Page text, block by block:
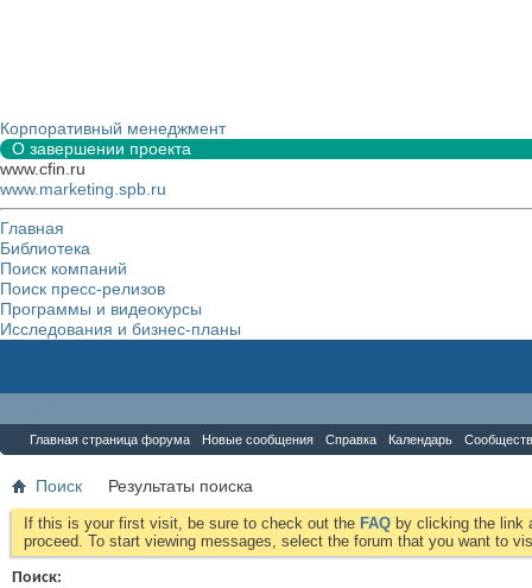
Корпоративный менеджмент
О завершении проекта
www.cfin.ru
www.marketing.spb.ru
Главная
Библиотека
Поиск компаний
Поиск пресс-релизов
Программы и видеокурсы
Исследования и бизнес-планы
Главная страница форума Новые сообщения Справка Календарь
Поиск Результаты поиска
If this is your first visit, be sure to check out the FAQ by clicking the link
proceed. To start viewing messages, select the forum that you want to
Поиск: